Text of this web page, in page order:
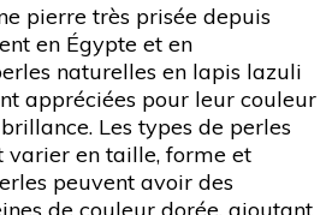
pierre très prisée depuis
en Égypte et en
naturelles en lapis lazuli
appréciées pour leur couleur
Les types de perles
varier en taille, forme et
peuvent avoir des
de couleur dorée, ajoutant